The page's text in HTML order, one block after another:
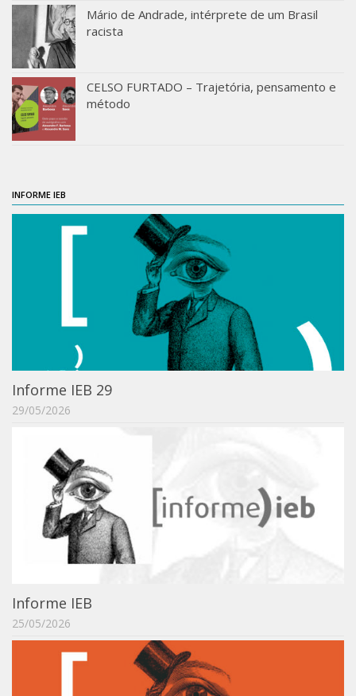
ProgramaUSP 60+
Pós-Graduação
Sobre a Pós
Ingresso – Processo Seletivo
Formulários – Requerimentos
Matrícula
Auxílio Financeiro
Exame de Qualificação
Depósito da Dissertação
Dissertação Corrigida
Orientadores / Credenciamentos
Orientadores
Credenciamento / Recredenciamento de Orientador
Notícias da Pós
Aluno Especial
Dissertações Defendidas
Disciplinas de Pós-Graduação
2° semestre
Informações aos Alunos
Docentes
Mário de Andrade, intérprete de um Brasil
racista
CELSO FURTADO – Trajetória, pensamento e
método
INFORME IEB
Informe IEB 29
29/05/2026
Informe IEB
25/05/2026